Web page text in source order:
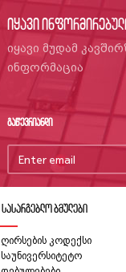
იყავი
იყავი მუდამ
ინფორმაცია
გაწევრიანდი
სასარგებლო ბმულები
ღირსების კოდექსი
საუნივერსიტეტო